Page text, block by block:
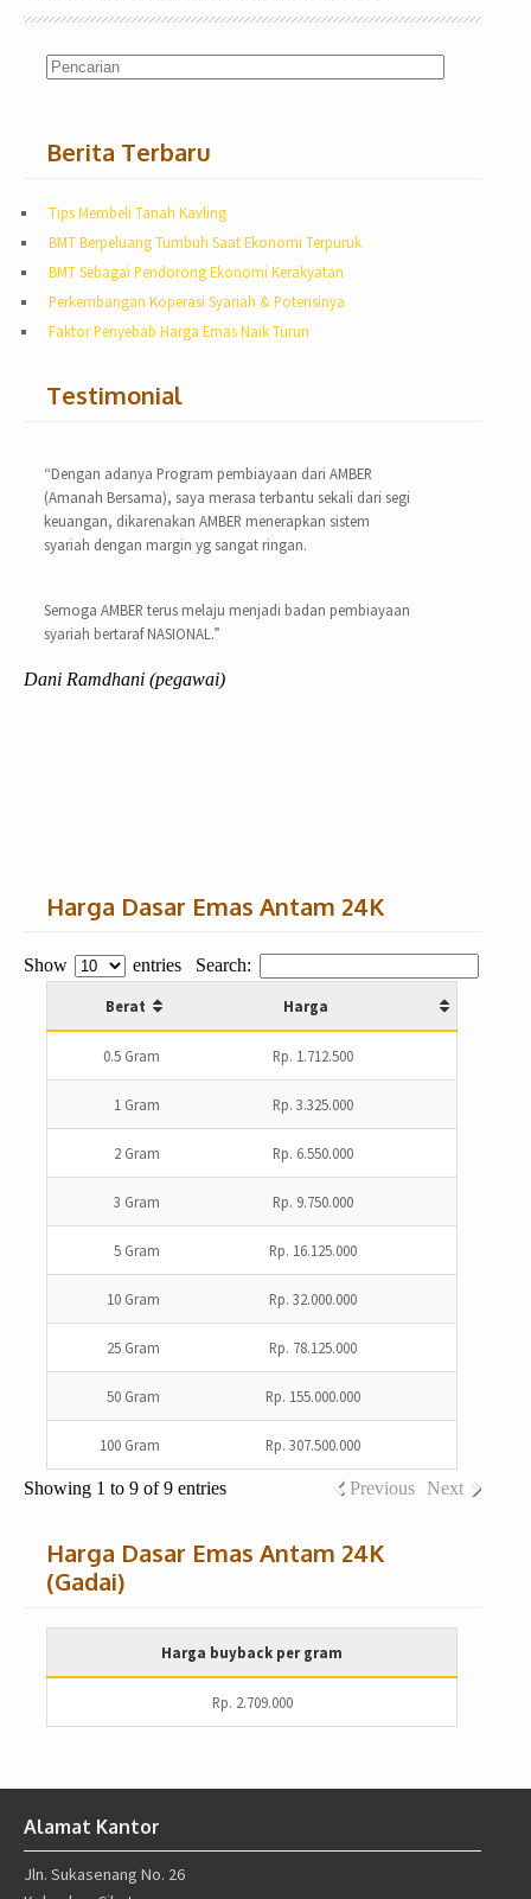
Berita Terbaru
Tips Membeli Tanah Kavling
BMT Berpeluang Tumbuh Saat Ekonomi Terpuruk
BMT Sebagai Pendorong Ekonomi Kerakyatan
Perkembangan Koperasi Syariah & Potensinya
Faktor Penyebab Harga Emas Naik Turun
Testimonial
“Dengan adanya Program pembiayaan dari AMBER
(Amanah Bersama), saya merasa terbantu sekali dari segi
keuangan, dikarenakan AMBER menerapkan sistem
syariah dengan margin yg sangat ringan.
Semoga AMBER terus melaju menjadi badan pembiayaan
syariah bertaraf NASIONAL.”
Dani Ramdhani (pegawai)
Harga Dasar Emas Antam 24K
Show entries Search:
Berat Harga
0.5 Gram Rp. 1.712.500
1 Gram Rp. 3.325.000
2 Gram Rp. 6.550.000
3 Gram Rp. 9.750.000
5 Gram Rp. 16.125.000
10 Gram Rp. 32.000.000
25 Gram Rp. 78.125.000
50 Gram Rp. 155.000.000
100 Gram Rp. 307.500.000
Showing 1 to 9 of 9 entries Previous Next
Harga Dasar Emas Antam 24K
(Gadai)
Harga buyback per gram
Rp. 2.709.000
Alamat Kantor
Jln. Sukasenang No. 26